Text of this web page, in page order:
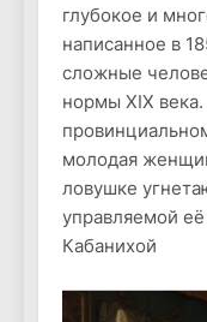
глубокое и
написанное в
сложные
нормы XIX
молодая
ловушке
управляемой
Кабанихой